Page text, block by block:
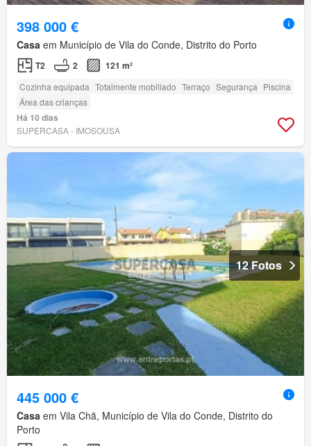
398 000 €
Casa em Município de Vila do Conde, Distrito do Porto
T2 2 121 m²
Cozinha equipada Totalmente mobiliado Terraço Segurança Piscina
Área das crianças
Há 10 dias
SUPERCASA - IMOSOUSA
12 Fotos
445 000 €
Casa em Vila Chã, Município de Vila do Conde, Distrito do
Porto